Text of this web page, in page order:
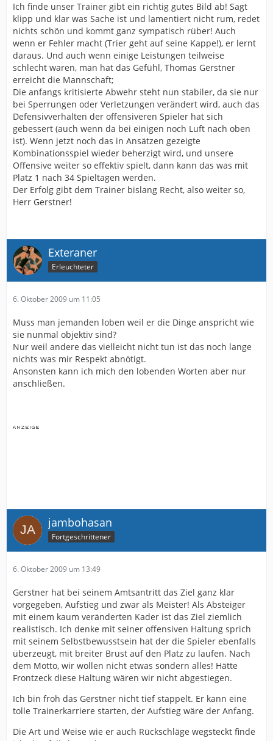
Ich finde unser Trainer gibt ein richtig gutes Bild ab! Sagt
klipp und klar was Sache ist und lamentiert nicht rum, redet
nichts schön und kommt ganz sympatisch rüber! Auch
wenn er Fehler macht (Trier geht auf seine Kappe!), er lernt
daraus. Und auch wenn einige Leistungen teilweise
schlecht waren, man hat das Gefühl, Thomas Gerstner
erreicht die Mannschaft;
Die anfangs kritisierte Abwehr steht nun stabiler, da sie nur
bei Sperrungen oder Verletzungen verändert wird, auch das
Defensivverhalten der offensiveren Spieler hat sich
gebessert (auch wenn da bei einigen noch Luft nach oben
ist). Wenn jetzt noch das in Ansätzen gezeigte
Kombinationsspiel wieder beherzigt wird, und unsere
Offensive weiter so effektiv spielt, dann kann das was mit
Platz 1 nach 34 Spieltagen werden.
Der Erfolg gibt dem Trainer bislang Recht, also weiter so,
Herr Gerstner!
Exteraner
Erleuchteter
6. Oktober 2009 um 11:05
Muss man jemanden loben weil er die Dinge anspricht wie
sie nunmal objektiv sind?
Nur weil andere das vielleicht nicht tun ist das noch lange
nichts was mir Respekt abnötigt.
Ansonsten kann ich mich den lobenden Worten aber nur
anschließen.
jambohasan
Fortgeschrittener
6. Oktober 2009 um 13:49
Gerstner hat bei seinem Amtsantritt das Ziel ganz klar
vorgegeben, Aufstieg und zwar als Meister! Als Absteiger
mit einem kaum veränderten Kader ist das Ziel ziemlich
realistisch. Ich denke mit seiner offensiven Haltung sprich
mit seinem Selbstbewusstsein hat der die Spieler ebenfalls
überzeugt, mit breiter Brust auf den Platz zu laufen. Nach
dem Motto, wir wollen nicht etwas sondern alles! Hätte
Frontzeck diese Haltung wären wir nicht abgestiegen.
Ich bin froh das Gerstner nicht tief stappelt. Er kann eine
tolle Trainerkarriere starten, der Aufstieg wäre der Anfang.
Die Art und Weise wie er auch Rückschläge wegsteckt finde